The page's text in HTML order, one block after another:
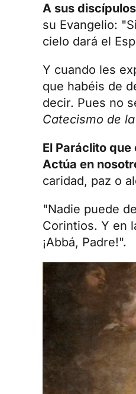
A sus
su Evangelio:
cielo dará el
Y cuando les
que habéis de
decir. Pues no
Catecismo de
El Paráclito
Actúa en
caridad, paz o
"Nadie puede
Corintios. Y en
¡Abbá, Padre!".